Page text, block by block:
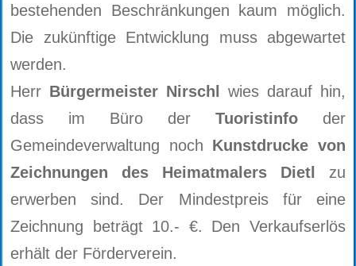
bestehenden Beschränkungen kaum möglich.
Die zukünftige Entwicklung muss abgewartet
werden.
Herr Bürgermeister Nirschl wies darauf hin,
dass im Büro der Tuoristinfo der
Gemeindeverwaltung noch Kunstdrucke von
Zeichnungen des Heimatmalers Dietl zu
erwerben sind. Der Mindestpreis für eine
Zeichnung beträgt 10.- €. Den Verkaufserlös
erhält der Förderverein.